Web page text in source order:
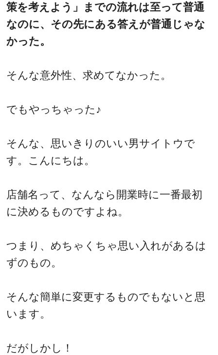
策を考えよう」までの流れは至って普通
なのに、その先にある答えが普通じゃな
かった。
そんな意外性、求めてなかった。
でもやっちゃった♪
そんな、思いきりのいい男サイトウで
す。こんにちは。
店舗名って、なんなら開業時に一番最初
に決めるものですよね。
つまり、めちゃくちゃ思い入れがあるは
ずのもの。
そんな簡単に変更するものでもないと思
います。
だがしかし！